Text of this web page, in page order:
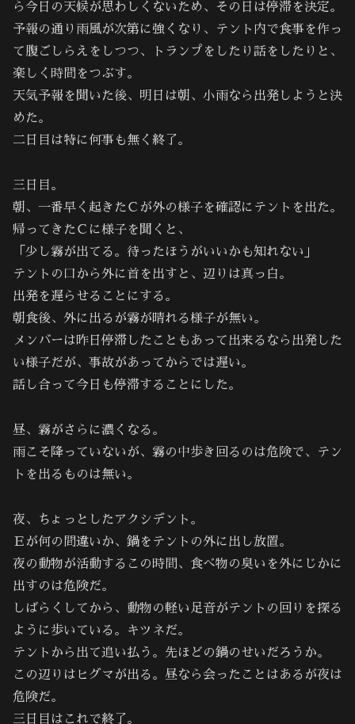
ら今日の天候が思わしくないため、その日は停滞を決定。
予報の通り雨風が次第に強くなり、テント内で食事を作っ
て腹ごしらえをしつつ、トランプをしたり話をしたりと、
楽しく時間をつぶす。
天気予報を聞いた後、明日は朝、小雨なら出発しようと決
めた。
二日目は特に何事も無く終了。
三日目。
朝、一番早く起きたＣが外の様子を確認にテントを出た。
帰ってきたＣに様子を聞くと、
「少し霧が出てる。待ったほうがいいかも知れない」
テントの口から外に首を出すと、辺りは真っ白。
出発を遅らせることにする。
朝食後、外に出るが霧が晴れる様子が無い。
メンバーは昨日停滞したこともあって出来るなら出発した
い様子だが、事故があってからでは遅い。
話し合って今日も停滞することにした。
昼、霧がさらに濃くなる。
雨こそ降っていないが、霧の中歩き回るのは危険で、テン
トを出るものは無い。
夜、ちょっとしたアクシデント。
Ｅが何の間違いか、鍋をテントの外に出し放置。
夜の動物が活動するこの時間、食べ物の臭いを外にじかに
出すのは危険だ。
しばらくしてから、動物の軽い足音がテントの回りを探る
ように歩いている。キツネだ。
テントから出て追い払う。先ほどの鍋のせいだろうか。
この辺りはヒグマが出る。昼なら会ったことはあるが夜は
危険だ。
三日目はこれで終了。